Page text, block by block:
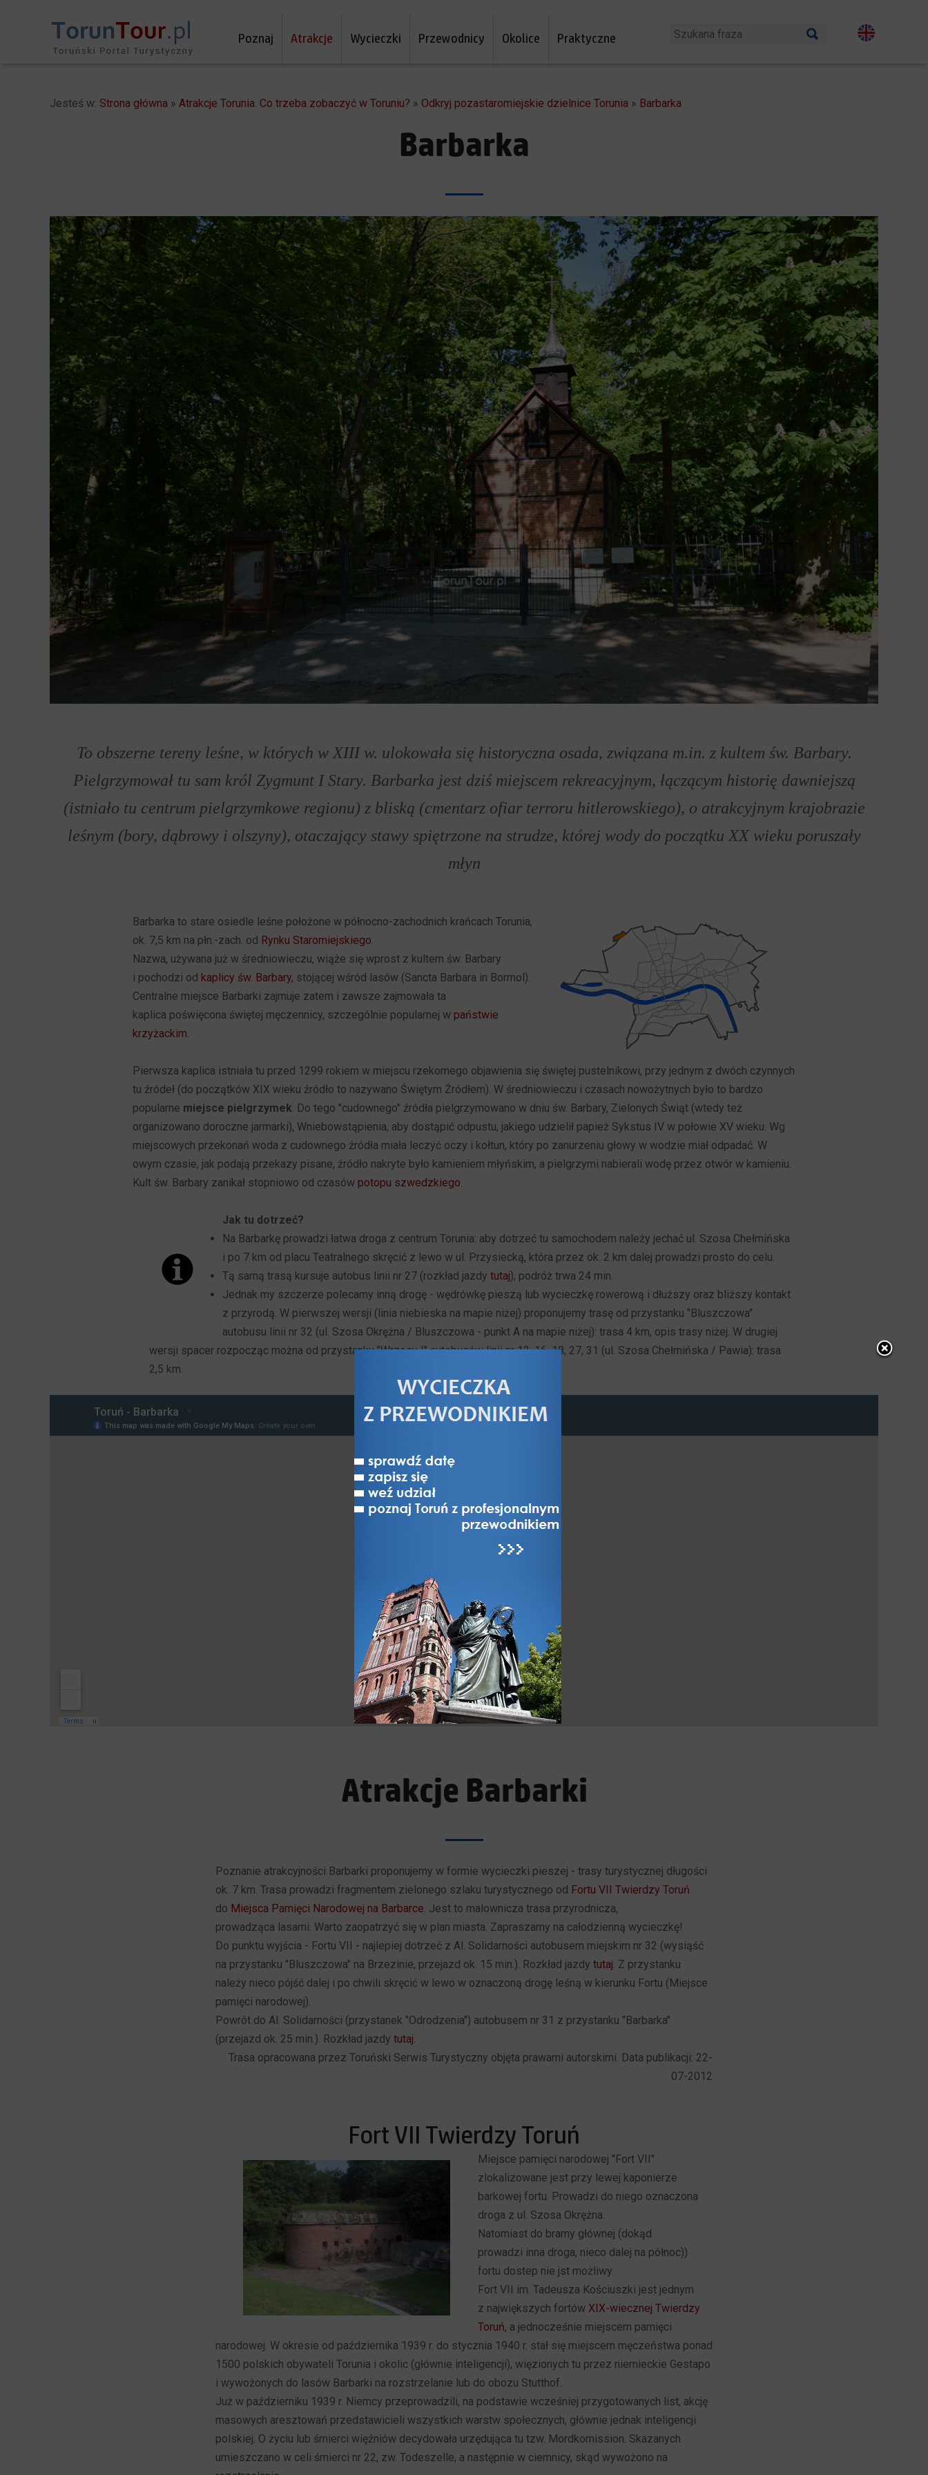
Poznaj Atrakcje Wycieczki Przewodnicy Okolice Praktyczne
Jesteś w: Strona główna » Atrakcje Torunia. Co trzeba zobaczyć w Toruniu? » Odkryj pozastaromiejskie dzielnice Torunia » Barbarka
Barbarka
To obszerne tereny leśne, w których w XIII w. ulokowała się historyczna osada, związana m.in. z kultem św. Barbary.
Pielgrzymował tu sam król Zygmunt I Stary. Barbarka jest dziś miejscem rekreacyjnym, łączącym historię dawniejszą
(istniało tu centrum pielgrzymkowe regionu) z bliską (cmentarz ofiar terroru hitlerowskiego), o atrakcyjnym krajobrazie
leśnym (bory, dąbrowy i olszyny), otaczający stawy spiętrzone na strudze, której wody do początku XX wieku poruszały
młyn
Barbarka to stare osiedle leśne położone w północno-zachodnich krańcach Torunia,
ok. 7,5 km na płn.-zach. od Rynku Staromiejskiego
Nazwa, używana już w średniowieczu, wiąże się wprost z kultem św. Barbary
i pochodzi od kaplicy św. Barbary, stojącej wśród lasów (Sancta Barbara in Bormol).
Centralne miejsce Barbarki zajmuje zatem i zawsze zajmowała ta
kaplica poświęcona świętej męczennicy, szczególnie popularnej w państwie
krzyżackim
Pierwsza kaplica istniała tu przed 1299 rokiem w miejscu rzekomego objawienia się świętej pustelnikowi, przy jednym z dwóch czynnych
tu źródeł (do początków XIX wieku źródło to nazywano Świętym Źródłem). W średniowieczu i czasach nowożytnych było to bardzo
popularne miejsce pielgrzymek . Do tego "cudownego" źródła pielgrzymowano w dniu św. Barbary, Zielonych Świąt (wtedy też
organizowano doroczne jarmarki), Wniebowstąpienia, aby dostąpić odpustu, jakiego udzielił papież Sykstus IV w połowie XV wieku. Wg
miejscowych przekonań woda z cudownego źródła miała leczyć oczy i kołtun, który po zanurzeniu głowy w wodzie miał odpadać. W
owym czasie, jak podają przekazy pisane, źródło nakryte było kamieniem młyńskim, a pielgrzymi nabierali wodę przez otwór w kamieniu.
Kult św. Barbary zanikał stopniowo od czasów potopu szwedzkiego
Jak tu dotrzeć?
Na Barbarkę prowadzi łatwa droga z centrum Torunia: aby dotrzeć tu samochodem należy jechać ul. Szosa Chełmińska
i po 7 km od placu Teatralnego skręcić z lewo w ul. Przysiecką, która przez ok. 2 km dalej prowadzi prosto do celu.
Tą samą trasą kursuje autobus linii nr 27 (rozkład jazdy tutaj), podróż trwa 24 min.
Jednak my szczerze polecamy inną drogę - wędrówkę pieszą lub wycieczkę rowerową i dłuższy oraz bliższy kontakt
z przyrodą. W pierwszej wersji (linia niebieska na mapie niżej) proponujemy trasę od przystanku "Bluszczowa"
autobusu linii nr 32 (ul. Szosa Okrężna / Bluszczowa - punkt A na mapie niżej): trasa 4 km, opis trasy niżej. W drugiej
wersji spacer rozpocząc można od przystanku "Wrzosy I" autobusów linii nr 12, 16, 18, 27, 31 (ul. Szosa Chełmińska / Pawia): trasa
2,5 km.
Atrakcje Barbarki
Poznanie atrakcyjności Barbarki proponujemy w formie wycieczki pieszej - trasy turystycznej długości
ok. 7 km. Trasa prowadzi fragmentem zielonego szlaku turystycznego od Fortu VII Twierdzy Toruń
do Miejsca Pamięci Narodowej na Barbarce . Jest to malownicza trasa przyrodnicza,
prowadząca lasami. Warto zaopatrzyć się w plan miasta. Zapraszamy na całodzienną wycieczkę!
Do punktu wyjścia - Fortu VII - najlepiej dotrzeć z Al. Solidarności autobusem miejskim nr 32 (wysiąść
na przystanku "Bluszczowa" na Brzezinie, przejazd ok. 15 min.). Rozkład jazdy tutaj . Z przystanku
należy nieco pójść dalej i po chwili skręcić w lewo w oznaczoną drogę leśną w kierunku Fortu (Miejsce
pamięci narodowej).
Powrót do Al. Solidarności (przystanek "Odrodzenia") autobusem nr 31 z przystanku "Barbarka"
(przejazd ok. 25 min.). Rozkład jazdy tutaj
Trasa opracowana przez Toruński Serwis Turystyczny objęta prawami autorskimi. Data publikacji: 22-
07-2012
Fort VII Twierdzy Toruń
Miejsce pamięci narodowej "Fort VII"
zlokalizowane jest przy lewej kaponierze
barkowej fortu. Prowadzi do niego oznaczona
droga z ul. Szosa Okrężna.
Natomiast do bramy głównej (dokąd
prowadzi inna droga, nieco dalej na północ))
fortu dostep nie jst możliwy.
Fort VII im. Tadeusza Kościuszki jest jednym
z największych fortów XIX-wiecznej Twierdzy
Toruń, a jednocześnie miejscem pamięci
narodowej. W okresie od października 1939 r. do stycznia 1940 r. stał się miejscem męczeństwa ponad
1500 polskich obywateli Torunia i okolic (głównie inteligencji), więzionych tu przez niemieckie Gestapo
i wywożonych do lasów Barbarki na rozstrzelanie lub do obozu Stutthof.
Już w październiku 1939 r. Niemcy przeprowadzili, na podstawie wcześniej przygotowanych list, akcję
masowych aresztowań przedstawicieli wszystkich warstw społecznych, głównie jednak inteligencji
polskiej. O życiu lub śmierci więźniów decydowała urzędująca tu tzw. Mordkomission. Skazanych
umieszczano w celi śmierci nr 22, zw. Todeszelle, a następnie w ciemnicy, skąd wywożono na